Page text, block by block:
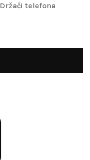
Držači telefona